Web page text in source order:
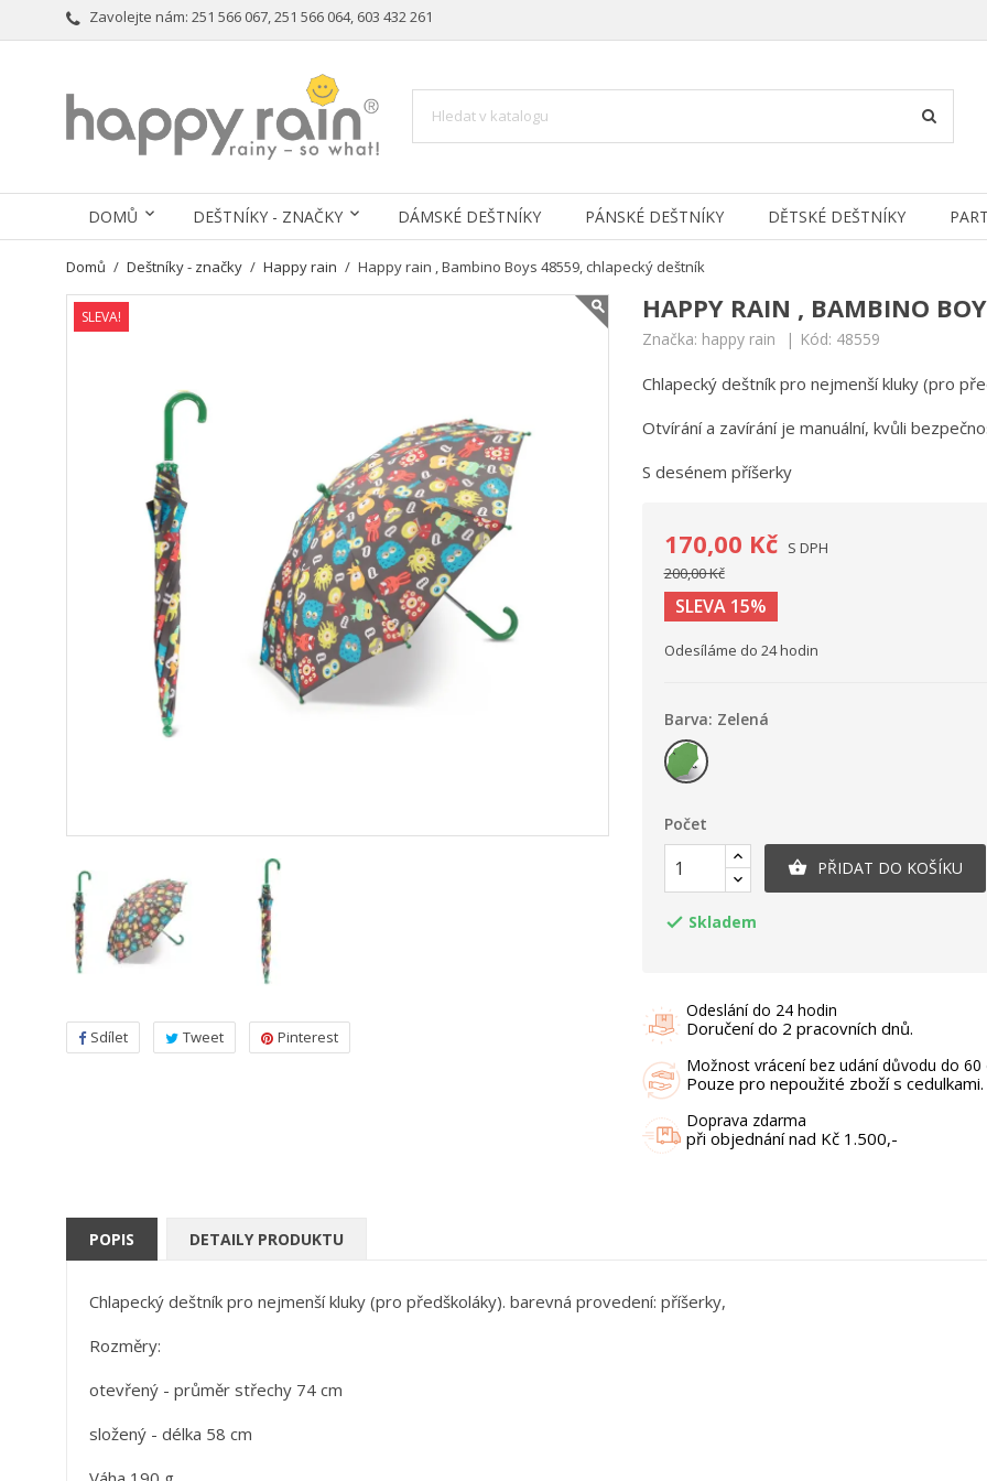
Zavolejte nám: 251 566 067, 251 566 064, 603 432 261
DOMŮ DEŠTNÍKY - ZNAČKY DÁMSKÉ DEŠTNÍKY PÁNSKÉ DEŠTNÍKY DĚTSKÉ DEŠTNÍKY
Domů Deštníky - značky Happy rain Happy rain , Bambino Boys 48559, chlapecký deštník
SLEVA!
Sdílet Tweet Pinterest
HAPPY RAIN , BAMBINO
Značka: happy rain Kód: 48559
Chlapecký deštník pro nejmenší kluky (pro
Otvírání a zavírání je manuální, kvůli
S desénem příšerky
170,00 Kč S DPH
200,00 Kč
SLEVA 15%
Odesíláme do 24 hodin
Barva: Zelená
Zelená
Počet
 PŘIDAT DO KOŠÍKU
 Skladem
Odeslání do 24 hodin
Doručení do 2 pracovních dnů.
Možnost vrácení bez udání důvodu do 60
Pouze pro nepoužité zboží s cedulkami.
Doprava zdarma
při objednání nad Kč 1.500,-
POPIS DETAILY PRODUKTU
Chlapecký deštník pro nejmenší kluky (pro předškoláky). barevná provedení: příšerky,
Rozměry:
otevřený - průměr střechy 74 cm
složený - délka 58 cm